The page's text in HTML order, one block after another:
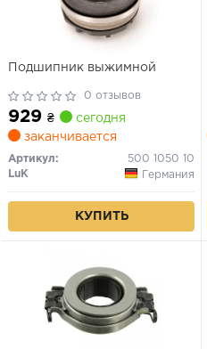
Подшипник выжимной
0 отзывов
929 ₴
сегодня
заканчивается
Артикул:
500 1050 10
LuK
Германия
КУПИТЬ